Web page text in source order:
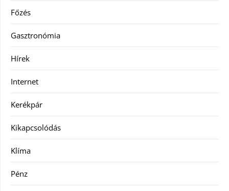
Főzés
Gasztronómia
Hírek
Internet
Kerékpár
Kikapcsolódás
Klíma
Pénz